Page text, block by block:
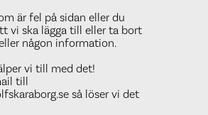
är fel på sidan eller du
vi ska lägga till eller ta bort
någon information.
vi till med det!
till
så löser vi det